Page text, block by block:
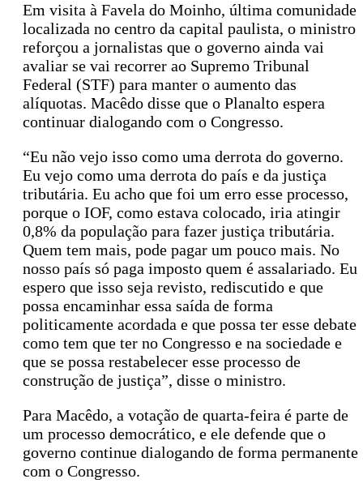
Em visita à Favela do Moinho, última comunidade
localizada no centro da capital paulista, o ministro
reforçou a jornalistas que o governo ainda vai
avaliar se vai recorrer ao Supremo Tribunal
Federal (STF) para manter o aumento das
alíquotas. Macêdo disse que o Planalto espera
continuar dialogando com o Congresso.
“Eu não vejo isso como uma derrota do governo.
Eu vejo como uma derrota do país e da justiça
tributária. Eu acho que foi um erro esse processo,
porque o IOF, como estava colocado, iria atingir
0,8% da população para fazer justiça tributária.
Quem tem mais, pode pagar um pouco mais. No
nosso país só paga imposto quem é assalariado. Eu
espero que isso seja revisto, rediscutido e que
possa encaminhar essa saída de forma
politicamente acordada e que possa ter esse debate
como tem que ter no Congresso e na sociedade e
que se possa restabelecer esse processo de
construção de justiça”, disse o ministro.
Para Macêdo, a votação de quarta-feira é parte de
um processo democrático, e ele defende que o
governo continue dialogando de forma permanente
com o Congresso.